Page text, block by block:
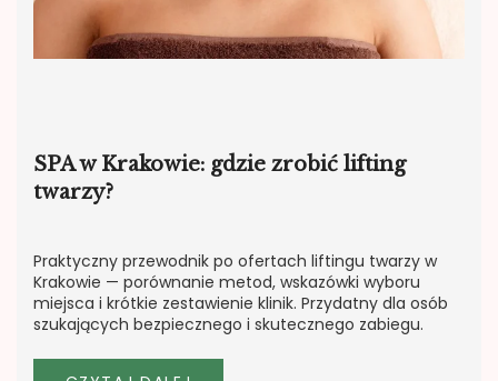
SPA w Krakowie: gdzie zrobić lifting
twarzy?
Praktyczny przewodnik po ofertach liftingu twarzy w
Krakowie — porównanie metod, wskazówki wyboru
miejsca i krótkie zestawienie klinik. Przydatny dla osób
szukających bezpiecznego i skutecznego zabiegu.